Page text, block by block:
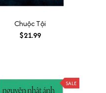
Chuộc Tội
$21.99
SALE